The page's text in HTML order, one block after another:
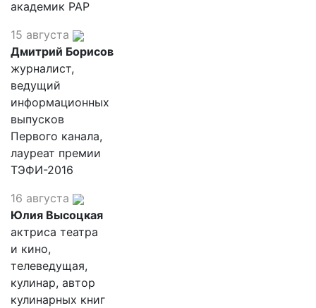
академик РАР
15 августа
Дмитрий Борисов
журналист,
ведущий
информационных
выпусков
Первого канала,
лауреат премии
ТЭФИ-2016
16 августа
Юлия Высоцкая
актриса театра
и кино,
телеведущая,
кулинар, автор
кулинарных книг